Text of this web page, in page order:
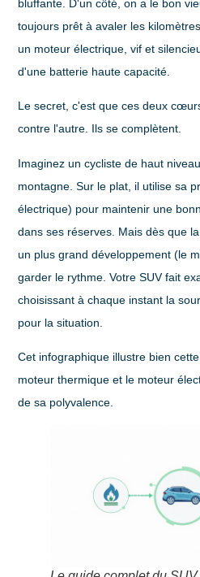
bluffante. D'un côté, on a le bon
toujours prêt à avaler les
un moteur électrique, vif et
d'une batterie haute capacité.
Le secret, c'est que ces deux
contre l'autre. Ils se complètent.
Imaginez un cycliste de haut
montagne. Sur le plat, il utilise sa
électrique) pour maintenir une
dans ses réserves. Mais dès que
un plus grand développement (le
garder le rythme. Votre SUV fait
choisissant à chaque instant la
pour la situation.
Cet infographique illustre bien
moteur thermique et le moteur
de sa polyvalence.